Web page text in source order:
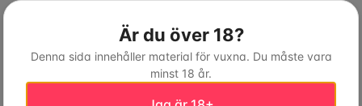
Är du över 18?
Denna sida innehåller material för vuxna. Du måste vara
minst 18 år.